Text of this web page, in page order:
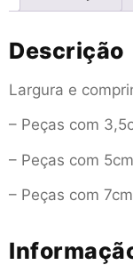
Descrição
Largura e
– Peças com
– Peças com
– Peças com